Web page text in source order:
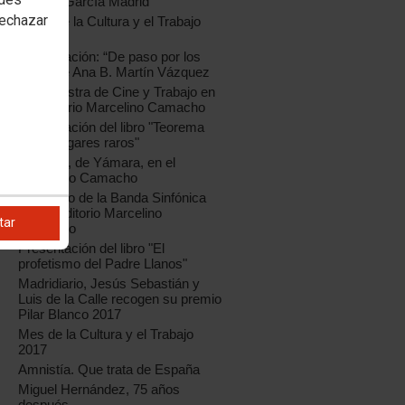
Mayo de la Cultura y el Trabajo
Presentación: “De paso por los
días”, de Ana B. Martín Vázquez
15ª Muestra de Cine y Trabajo en
el Auditorio Marcelino Camacho
Presentación del libro "Teorema
de los lugares raros"
"8 sillas", de Yámara, en el
Marcelino Camacho
Concierto de la Banda Sinfónica
en el Auditorio Marcelino
Camacho
Presentación del libro "El
profetismo del Padre Llanos"
Madridiario, Jesús Sebastián y
Luis de la Calle recogen su premio
Pilar Blanco 2017
Mes de la Cultura y el Trabajo
2017
Amnistía. Que trata de España
Miguel Hernández, 75 años